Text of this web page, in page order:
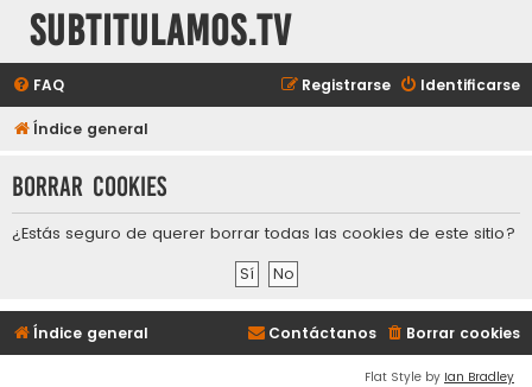
subtitulamos.tv
FAQ Identificarse
Registrarse
Índice general
Borrar cookies
¿Estás seguro de querer borrar todas las cookies de este sitio?
Índice general Borrar cookies
Contáctanos
Flat Style by Ian Bradley